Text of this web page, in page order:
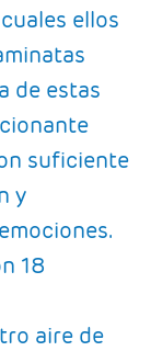
ellos
de estas
suficiente
y
18
aire de